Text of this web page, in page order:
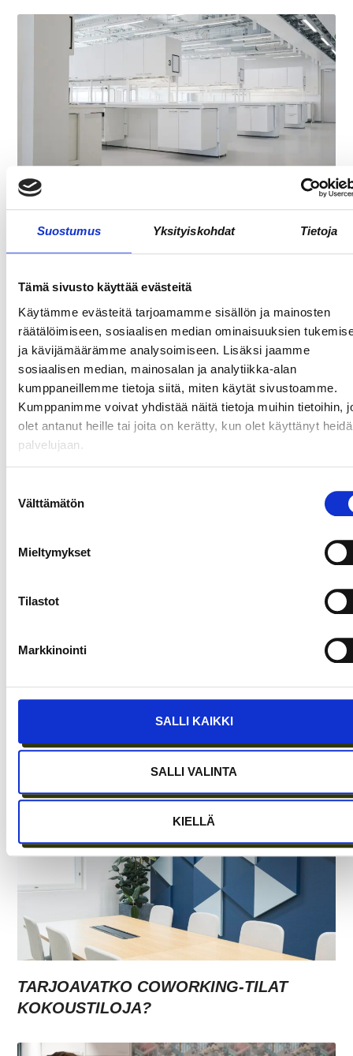
Suostumus Yksityiskohdat Tietoja
Tämä sivusto käyttää evästeitä
Käytämme evästeitä tarjoamamme sisällön ja mainosten
räätälöimiseen, sosiaalisen median ominaisuuksien
ja kävijämäärämme analysoimiseen. Lisäksi jaamme
sosiaalisen median, mainosalan ja analytiikka-alan
kumppaneillemme tietoja siitä, miten käytät sivustoamme.
Kumppanimme voivat yhdistää näitä tietoja muihin tietoihin,
olet antanut heille tai joita on kerätty, kun olet käyttänyt
palvelujaan.
valinta
Välttämätön
Mieltymykset
Tilastot
Markkinointi
SALLI KAIKKI
SALLI VALINTA
KIELLÄ
REKRY: TILA- JA
RISTKARI
ASIAKASYMMÄRRYS SYNTYY IHMISTEN
KESKELLÄ – JA NIIN SYNTYY MYÖS
TARJOAVATKO COWORKING-TILAT
KOKOUSTILOJA?